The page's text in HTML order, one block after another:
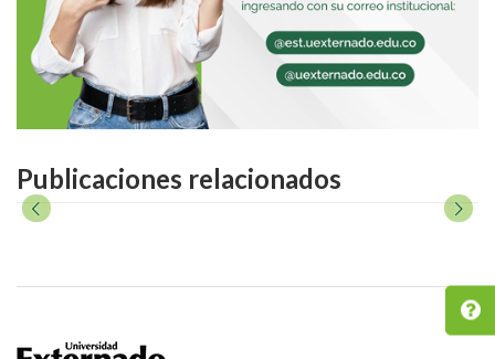
Publicaciones relacionados